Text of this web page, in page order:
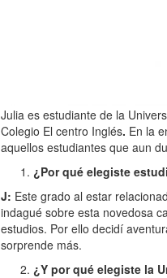
Julia es estudiante de la
Colegio El centro Inglés. En la
aquellos estudiantes que aun
¿Por qué elegiste
J: Este grado al estar
indagué sobre esta novedosa
estudios. Por ello decidí
sorprende más.
¿Y por qué elegiste la